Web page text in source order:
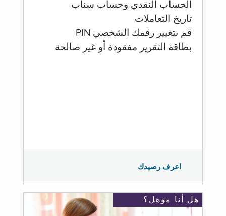
الحساب النقدي وحساب سناب
تاريخ التعاملات
قم بتغيير رقمك الشخصي PIN
بطاقة التقرير مفقودة أو غير صالحة
اعرف رصيدك
هل أنا مؤهل؟